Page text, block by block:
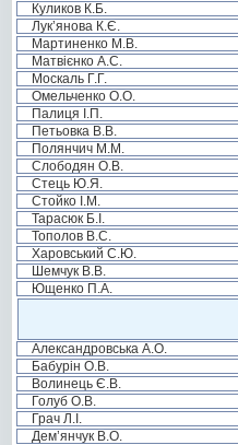
Куликов К.Б.
Лук’янова К.Є.
Мартиненко М.В.
Матвієнко А.С.
Москаль Г.Г.
Омельченко О.О.
Палиця І.П.
Петьовка В.В.
Полянчич М.М.
Слободян О.В.
Стець Ю.Я.
Стойко І.М.
Тарасюк Б.І.
Тополов В.С.
Харовський С.Ю.
Шемчук В.В.
Ющенко П.А.
Александровська А.О.
Бабурін О.В.
Волинець Є.В.
Голуб О.В.
Грач Л.І.
Дем’янчук В.О.